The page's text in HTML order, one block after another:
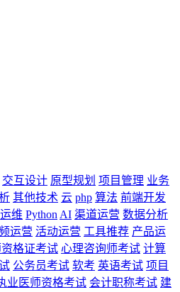
交互设计 原型规划 项目管理 业务
其他技术 云 php 算法 前端开发
运维 Python AI 渠道运营 数据分析
运营 活动运营 工具推荐 产品运
格证考试 心理咨询师考试 计算
公务员考试 软考 英语考试 项目
业医师资格考试 会计职称考试 建